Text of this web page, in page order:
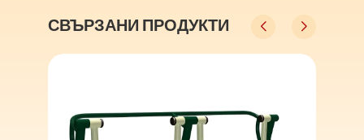
СВЪРЗАНИ ПРОДУКТИ